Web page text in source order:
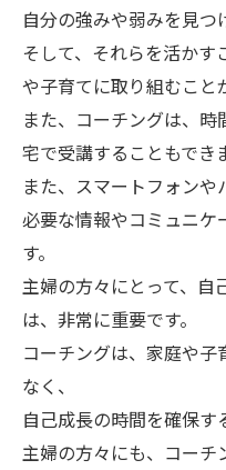
自分の強みや弱みを見つ
そして、それらを活か
や子育てに取り組むこと
また、コーチングは、
宅で受講することもでき
また、スマートフォンや
必要な情報やコミュニケ
す。
主婦の方々にとって、自
は、非常に重要です。
コーチングは、家庭や子
なく、
自己成長の時間を確保す
主婦の方々にも、コーチ